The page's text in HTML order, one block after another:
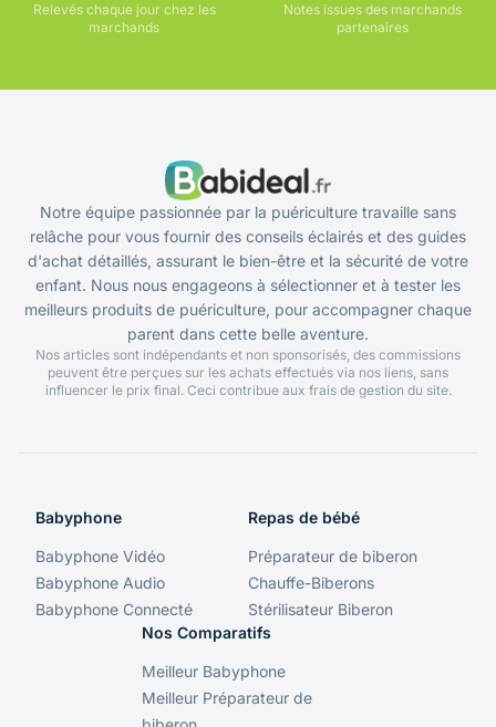
Relevés chaque jour chez les
marchands
Notes issues des marchands
partenaires
Notre équipe passionnée par la puériculture travaille sans
relâche pour vous fournir des conseils éclairés et des guides
d'achat détaillés, assurant le bien-être et la sécurité de votre
enfant. Nous nous engageons à sélectionner et à tester les
meilleurs produits de puériculture, pour accompagner chaque
parent dans cette belle aventure.
Nos articles sont indépendants et non sponsorisés, des commissions
peuvent être perçues sur les achats effectués via nos liens, sans
influencer le prix final. Ceci contribue aux frais de gestion du site.
Babyphone
Babyphone Vidéo
Babyphone Audio
Babyphone Connecté
Repas de bébé
Préparateur de biberon
Chauffe-Biberons
Stérilisateur Biberon
Nos Comparatifs
Meilleur Babyphone
Meilleur Préparateur de